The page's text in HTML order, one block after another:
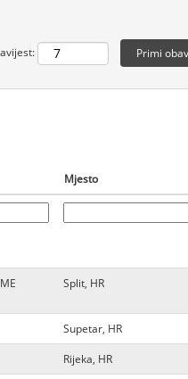
Mjesto
Split, HR
Supetar, HR
Rijeka, HR